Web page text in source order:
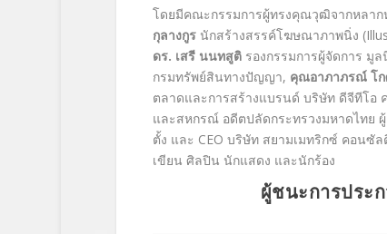
โดยมีคณะกรรมการผู้ทรงคุณวุฒิจากหลาก
กุลางกูร นักสร้างสรรค์โฆษณาภาพนิ่ง
ดร. เสรี นนทสูติ รองกรรมการผู้จัดการ มู
กรมทรัพย์สินทางปัญญา, คุณอาภาภรณ์ โ
ตลาดและการสร้างแบรนด์ บริษัท ดีจีทีโอ
และสหกรณ์ อดีตปลัดกระทรวงมหาดไทย
ตั้ง และ CEO บริษัท สยามเมทริกซ์ คอนซัล
เขียน ศิลปิน นักแสดง และนักร้อง
ผู้ชนะการประ